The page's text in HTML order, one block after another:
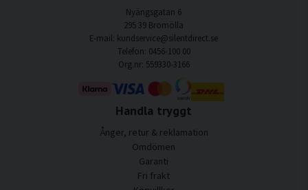
Nyängsgatan 6
295 39 Bromölla
E-mail: kundservice@silentdirect.se
Telefon: 0456-100 00
Org.nr: 559330-3166
Handla tryggt
Ånger, retur & reklamation
Omdömen
Garanti
Fri frakt